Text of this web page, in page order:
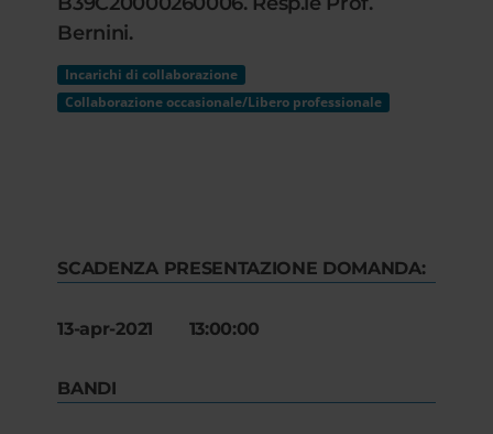
Bernini.
Incarichi di collaborazione
Collaborazione occasionale/Libero professionale
SCADENZA PRESENTAZIONE DOMANDA:
13-apr-2021 13:00:00
BANDI